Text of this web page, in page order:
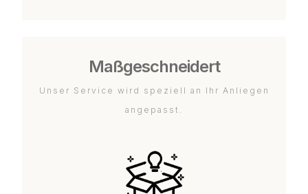
Maßgeschneidert
Unser Service wird speziell an Ihr Anliegen
angepasst.